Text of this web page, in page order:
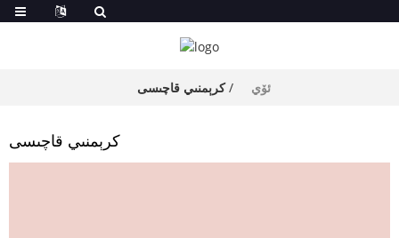
ئۆي كرېمنىي قاچىسى
كرېمنىي قاچىسى